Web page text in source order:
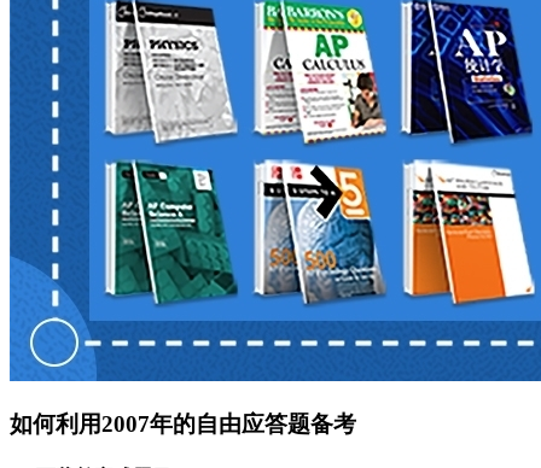
如何利用2007年的自由应答题备考